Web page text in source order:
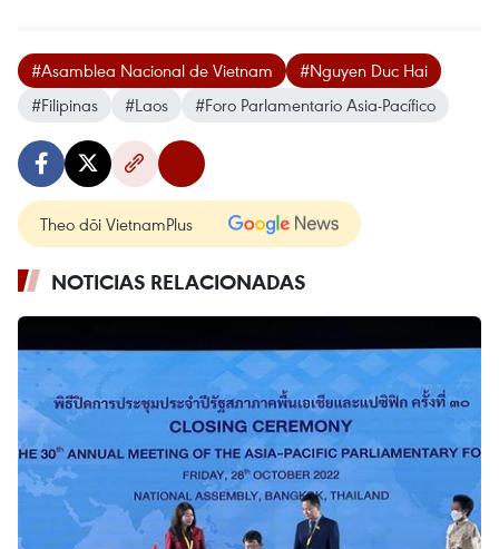
#Asamblea Nacional de Vietnam
#Nguyen Duc Hai
#Filipinas
#Laos #Foro Parlamentario Asia-Pacífico
Theo dõi VietnamPlus
NOTICIAS RELACIONADAS